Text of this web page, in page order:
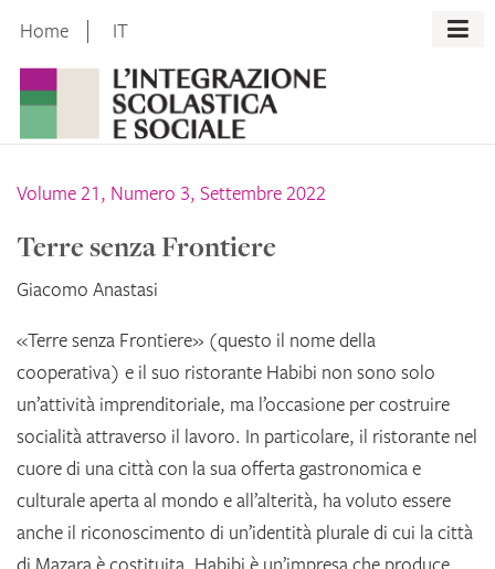
Home IT
Volume 21, Numero 3, Settembre 2022
Terre senza Frontiere
Giacomo Anastasi
«Terre senza Frontiere» (questo il nome della
cooperativa) e il suo ristorante Habibi non sono solo
un’attività imprenditoriale, ma l’occasione per costruire
socialità attraverso il lavoro. In particolare, il ristorante nel
cuore di una città con la sua offerta gastronomica e
culturale aperta al mondo e all’alterità, ha voluto essere
anche il riconoscimento di un’identità plurale di cui la città